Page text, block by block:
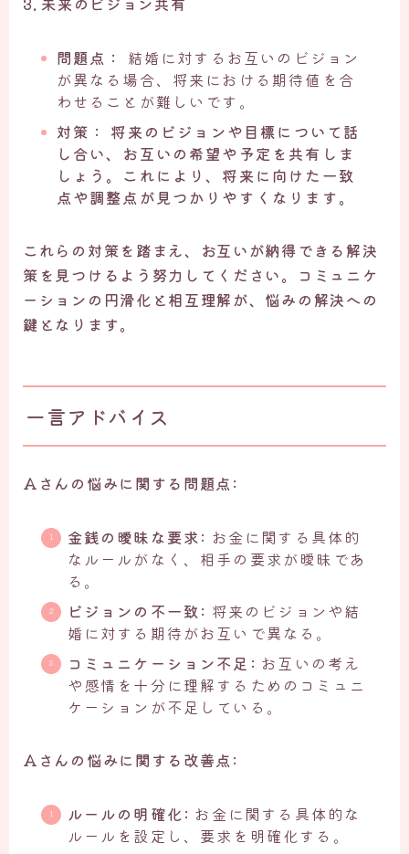
問題点：
結婚に対するお互いのビジョン
が異なる場合、将来における期待値を合
わせることが難しいです。
対策：
将来のビジョンや目標について話
し合い、お互いの希望や予定を共有しま
しょう。これにより、将来に向けた一致
点や調整点が見つかりやすくなります。
これらの対策を踏まえ、お互いが納得できる解決
策を見つけるよう努力してください。コミュニケ
ーションの円滑化と相互理解が、悩みの解決への
鍵となります。
一言アドバイス
Aさんの悩みに関する問題点:
金銭の曖昧な要求: お金に関する具体的
なルールがなく、相手の要求が曖昧であ
る。
ビジョンの不一致: 将来のビジョンや結
婚に対する期待がお互いで異なる。
コミュニケーション不足: お互いの考え
や感情を十分に理解するためのコミュニ
ケーションが不足している。
Aさんの悩みに関する改善点:
ルールの明確化: お金に関する具体的な
ルールを設定し、要求を明確化する。